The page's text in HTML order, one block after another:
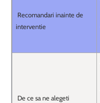
Recomandari inainte de
interventie
De ce sa ne alegeti